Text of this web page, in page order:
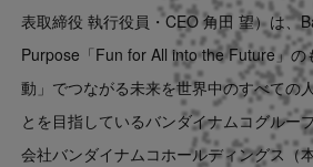
LegalOn Now
Contact
US website
表取締役 執行役員・CEO 角田 望）は、
Purpose「Fun for All into the Future」の
動」でつながる未来を世界中のすべての
とを目指しているバンダイナムコグルー
会社バンダイナムコホールディングス（